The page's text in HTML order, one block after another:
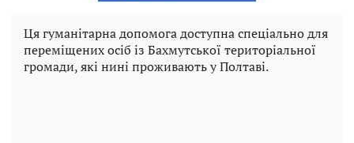
Ця гуманітарна допомога доступна спеціально для
переміщених осіб із Бахмутської територіальної
громади, які нині проживають у Полтаві.